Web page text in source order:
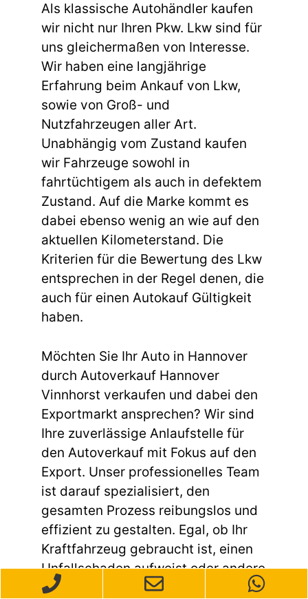
Als klassische Autohändler kaufen
wir nicht nur Ihren Pkw. Lkw sind für
uns gleichermaßen von Interesse.
Wir haben eine langjährige
Erfahrung beim Ankauf von Lkw,
sowie von Groß- und
Nutzfahrzeugen aller Art.
Unabhängig vom Zustand kaufen
wir Fahrzeuge sowohl in
fahrtüchtigem als auch in defektem
Zustand. Auf die Marke kommt es
dabei ebenso wenig an wie auf den
aktuellen Kilometerstand. Die
Kriterien für die Bewertung des Lkw
entsprechen in der Regel denen, die
auch für einen Autokauf Gültigkeit
haben.
Möchten Sie Ihr Auto in Hannover
durch Autoverkauf Hannover
Vinnhorst verkaufen und dabei den
Exportmarkt ansprechen? Wir sind
Ihre zuverlässige Anlaufstelle für
den Autoverkauf mit Fokus auf den
Export. Unser professionelles Team
ist darauf spezialisiert, den
gesamten Prozess reibungslos und
effizient zu gestalten. Egal, ob Ihr
Kraftfahrzeug gebraucht ist, einen
Unfallschaden aufweist oder andere
Mängel hat – wir kaufen Ihr Auto